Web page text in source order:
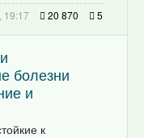
19:17 20 870 5
болезни
и
к